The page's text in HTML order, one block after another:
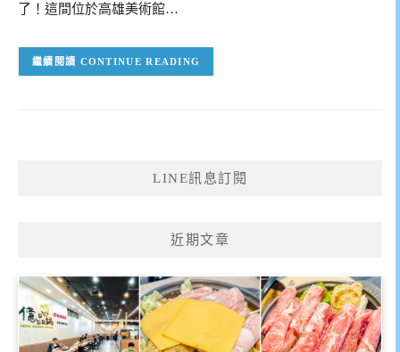
了！這間位於高雄美術館…
CONTINUE READING
LINE訊息訂閱
近期文章